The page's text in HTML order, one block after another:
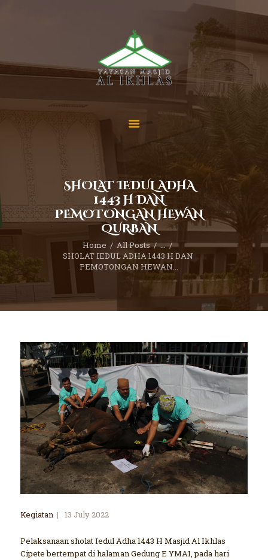
SHOLAT IEDUL ADHA
1443 H DAN
PEMOTONGAN HEWAN
QURBAN
Home All Posts
...
SHOLAT IEDUL ADHA 1443 H DAN
PEMOTONGAN HEWAN...
Yuk Berdonasi
Kontak
Kegiatan 13 July 2022
Pelaksanaan sholat Iedul Adha 1443 H Masjid Al Ikhlas
Cipete bertempat di halaman Gedung E YMAI, pada hari